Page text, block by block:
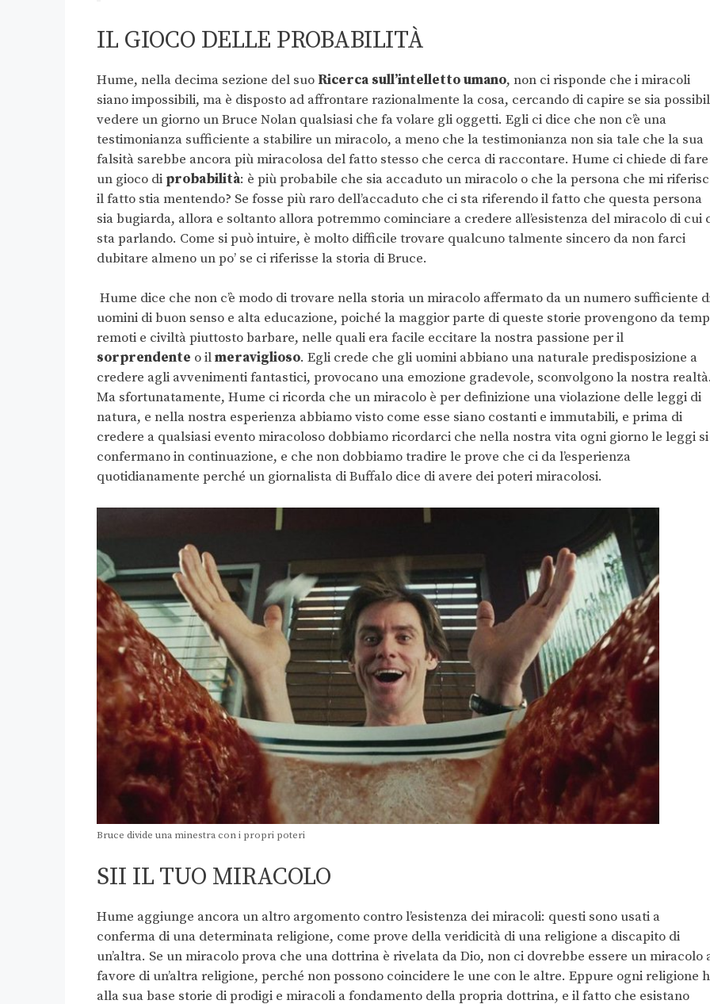
IL GIOCO DELLE PROBABILITÀ
Hume, nella decima sezione del suo Ricerca sull’intelletto umano, non ci risponde che i miracoli
siano impossibili, ma è disposto ad affrontare razionalmente la cosa, cercando di capire se sia
vedere un giorno un Bruce Nolan qualsiasi che fa volare gli oggetti. Egli ci dice che non c’è una
testimonianza sufficiente a stabilire un miracolo, a meno che la testimonianza non sia tale che la sua
falsità sarebbe ancora più miracolosa del fatto stesso che cerca di raccontare. Hume ci chiede di fare
un gioco di probabilità: è più probabile che sia accaduto un miracolo o che la persona che mi
il fatto stia mentendo? Se fosse più raro dell’accaduto che ci sta riferendo il fatto che questa persona
sia bugiarda, allora e soltanto allora potremmo cominciare a credere all’esistenza del miracolo di cui
sta parlando. Come si può intuire, è molto difficile trovare qualcuno talmente sincero da non farci
dubitare almeno un po’ se ci riferisse la storia di Bruce.
Hume dice che non c’è modo di trovare nella storia un miracolo affermato da un numero sufficiente
uomini di buon senso e alta educazione, poiché la maggior parte di queste storie provengono da
remoti e civiltà piuttosto barbare, nelle quali era facile eccitare la nostra passione per il
sorprendente o ilmeraviglioso. Egli crede che gli uomini abbiano una naturale predisposizione a
credere agli avvenimenti fantastici, provocano una emozione gradevole, sconvolgono la nostra realtà.
Ma sfortunatamente, Hume ci ricorda che un miracolo è per definizione una violazione delle leggi di
natura, e nella nostra esperienza abbiamo visto come esse siano costanti e immutabili, e prima di
credere a qualsiasi evento miracoloso dobbiamo ricordarci che nella nostra vita ogni giorno le leggi si
confermano in continuazione, e che non dobbiamo tradire le prove che ci da l’esperienza
quotidianamente perché un giornalista di Buffalo dice di avere dei poteri miracolosi.
Bruce divide una minestra con i propri poteri
SII IL TUO MIRACOLO
Hume aggiunge ancora un altro argomento contro l’esistenza dei miracoli: questi sono usati a
conferma di una determinata religione, come prove della veridicità di una religione a discapito di
un’altra. Se un miracolo prova che una dottrina è rivelata da Dio, non ci dovrebbe essere un miracolo
favore di un’altra religione, perché non possono coincidere le une con le altre. Eppure ogni religione
alla sua base storie di prodigi e miracoli a fondamento della propria dottrina, e il fatto che esistano